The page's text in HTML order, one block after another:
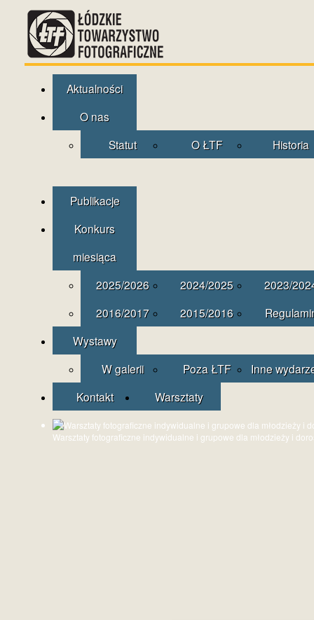
Aktualności
O nas
Statut
O ŁTF Historia
Publikacje
Konkurs
miesiąca
2025/2026
2024/2025
2023/
2016/2017
2015/2016
Wystawy
W galerii
Poza ŁTF
Inne
Kontakt
Warsztaty
Warsztaty fotograficzne indywidualne i grupowe dla młodzieży i